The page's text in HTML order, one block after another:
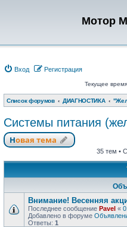
Мотор
Вход Регистрация
Текущее
Список форумов ДИАГНОСТИКА
Системы питания
Новая тема
35 тем •
Внимание! Весенняя
Последнее сообщение Pavel «
Добавлено в форуме
Ответы: 1